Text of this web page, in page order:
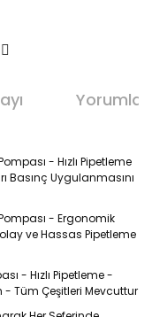
Yorumlar
- Hızlı Pipetleme
Basınç Uygulanmasını
- Ergonomik
ve Hassas Pipetleme
- Hızlı Pipetleme -
- Tüm Çeşitleri Mevcuttur